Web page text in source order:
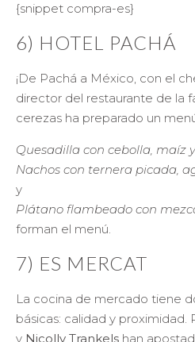
{snippet compra-es}
6) HOTEL PACHÁ
¡De Pachá a México, con el
director del restaurante de la
cerezas ha preparado un
Quesadilla con cebolla, maíz
Nachos con ternera picada,
y
Plátano flambeado con
forman el menú.
7) ES MERCAT
La cocina de mercado tiene
básicas: calidad y proximidad.
y Nicolly Trankels han